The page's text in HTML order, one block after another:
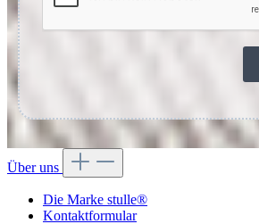
Über uns
Die Marke stulle®
Kontaktformular